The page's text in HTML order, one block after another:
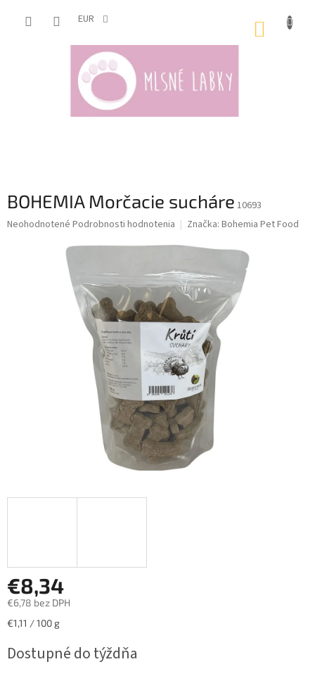
EUR
BOHEMIA Morčacie sucháre 10693
Priemerné
Neohodnotené Podrobnosti hodnotenia Značka: Bohemia Pet Food
€8,34
€6,78 bez DPH
Jednotková
€1,11 / 100 g
Dostupné do týždňa